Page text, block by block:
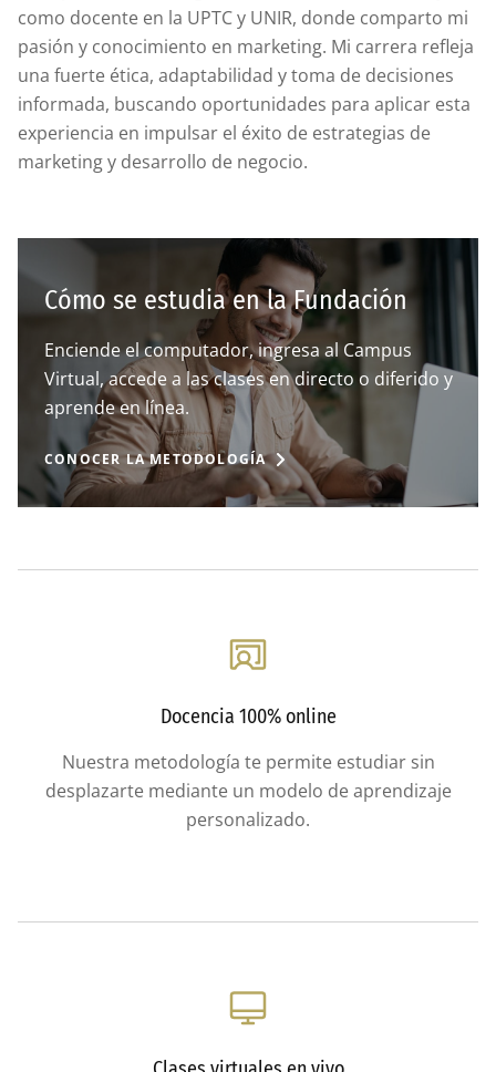
como docente en la UPTC y UNIR, donde comparto mi
pasión y conocimiento en marketing. Mi carrera refleja
una fuerte ética, adaptabilidad y toma de decisiones
informada, buscando oportunidades para aplicar esta
experiencia en impulsar el éxito de estrategias de
marketing y desarrollo de negocio.
Cómo se estudia en la Fundación
Enciende el computador, ingresa al Campus
Virtual, accede a las clases en directo o diferido y
aprende en línea.
CONOCER LA METODOLOGÍA
Docencia 100% online
Nuestra metodología te permite estudiar sin
desplazarte mediante un modelo de aprendizaje
personalizado.